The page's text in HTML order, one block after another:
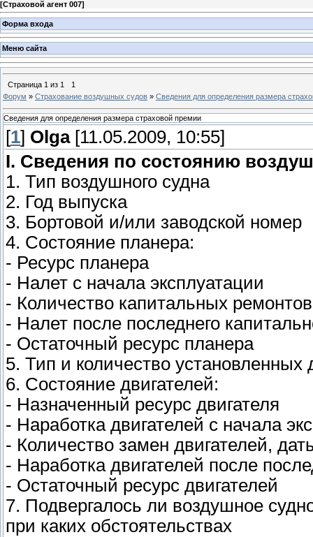
[Страховой агент 007]
Форма входа
Меню сайта
Страница 1 из 1
1
Форум » Страхование воздушных судов » Сведения для определения размера
Сведения для определения размера страховой премии
[1] Olga[11.05.2009, 10:55]
I. Сведения по состоянию
1. Тип воздушного судна
2. Год выпуска
3. Бортовой и/или заводской номер
4. Состояние планера:
- Ресурс планера
- Налет с начала эксплуатации
- Количество капитальных
- Налет после последнего
- Остаточный ресурс планера
5. Тип и количество установленных
6. Состояние двигателей:
- Назначенный ресурс двигателя
- Наработка двигателей с начала
- Количество замен двигателей,
- Наработка двигателей после
- Остаточный ресурс двигателей
7. Подвергалось ли воздушное
при каких обстоятельствах